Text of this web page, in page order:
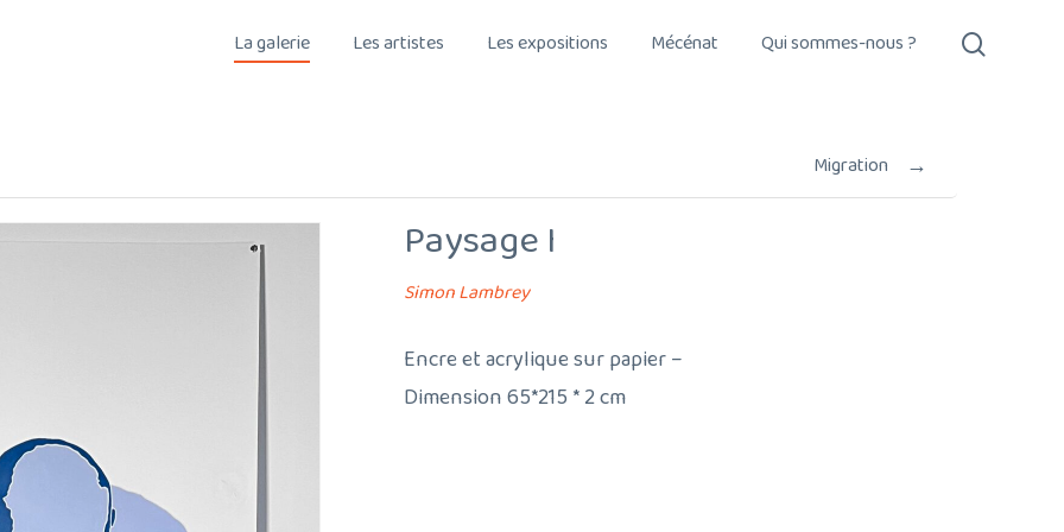
La galerie Les artistes Les expositions Mécénat Qui sommes-nous ?
Migration →
Paysage I
Simon Lambrey
Encre et acrylique sur papier –
Dimension 65*215 * 2 cm